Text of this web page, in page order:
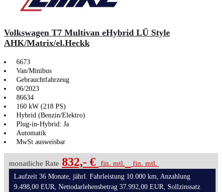
Volkswagen T7 Multivan eHybrid LÜ Style
AHK/Matrix/el.Heckk
6673
Van/Minibus
Gebrauchtfahrzeug
06/2023
86634
160 kW (218 PS)
Hybrid (Benzin/Elektro)
Plug-in-Hybrid: Ja
Automatik
MwSt ausweisbar
monatliche Rate 832,- € fin. mtl. fin. mtl.
Laufzeit 36 Monate, jährl. Fahrleistung 10.000 km, Anzahlung
9.498,00 EUR, Nettodarlehensbetrag 37.992,00 EUR, Sollzinssatz